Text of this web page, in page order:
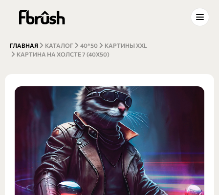
ГЛАВНАЯ КАТАЛОГ 40*50
КАРТИНЫ XXL
КАРТИНА НА ХОЛСТЕ 7 (40Х50)